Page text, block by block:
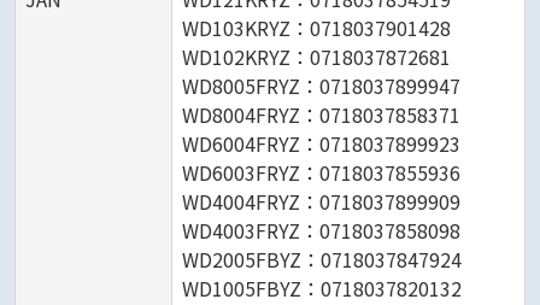
WD103KRYZ：0718037901428
WD102KRYZ：0718037872681
WD8005FRYZ：0718037899947
WD8004FRYZ：0718037858371
WD6004FRYZ：0718037899923
WD6003FRYZ：0718037855936
WD4004FRYZ：0718037899909
WD4003FRYZ：0718037858098
WD2005FBYZ：0718037847924
WD1005FBYZ：0718037820132